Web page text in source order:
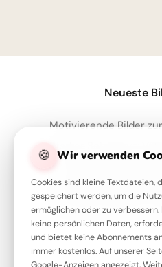
🍪 Wir verwenden
Cookies sind kleine Textdateien,
gespeichert werden, um die
ermöglichen oder zu
keine persönlichen Daten,
und bietet keine Abonnements
immer kostenlos. Auf unserer
Neueste